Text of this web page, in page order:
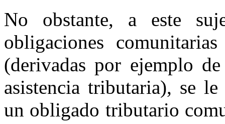
No obstante, a este
obligaciones
(derivadas por ejemplo
asistencia tributaria), se
un obligado tributario